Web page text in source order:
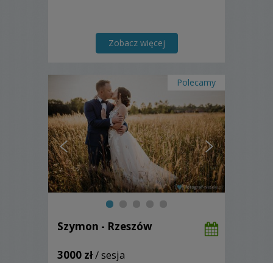
Zobacz więcej
Polecamy
Szymon - Rzeszów
3000 zł/ sesja